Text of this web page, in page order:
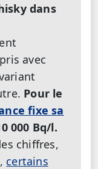
dans
avec
Pour le
fixe sa
000 Bq/l.
chiffres,
certains